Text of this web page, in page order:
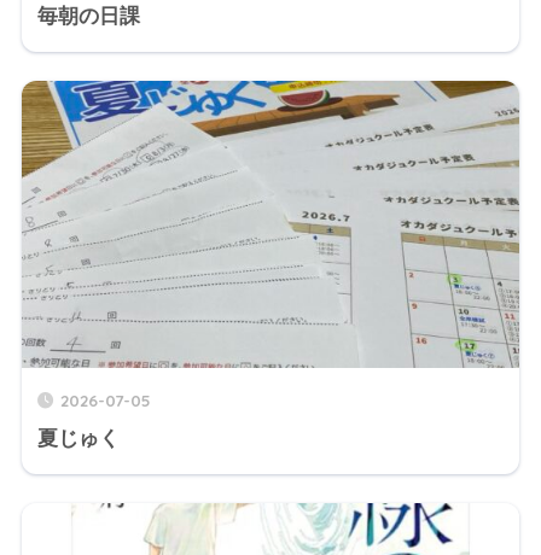
毎朝の日課
2026-07-05
夏じゅく